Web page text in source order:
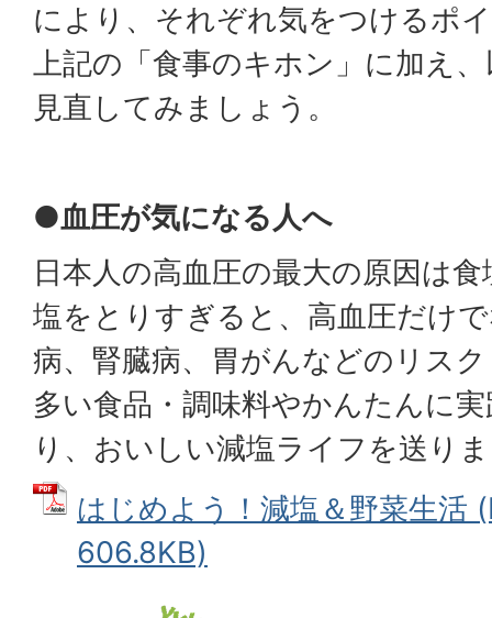
により、それぞれ気をつけるポ
上記の「食事のキホン」に加え
見直してみましょう。
●血圧が気になる人へ
日本人の高血圧の最大の原因は
塩をとりすぎると、高血圧だけ
病、腎臓病、胃がんなどのリス
多い食品・調味料やかんたんに
り、おいしい減塩ライフを送り
はじめよう！減塩＆野菜生活
606.8KB)